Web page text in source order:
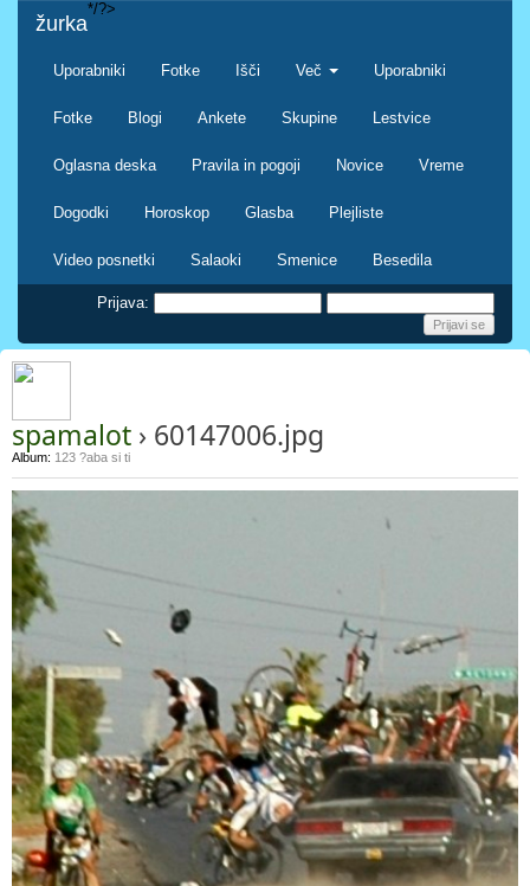
žurka
Uporabniki Fotke Išči Več Uporabniki
Fotke Blogi Ankete Skupine Lestvice
Oglasna deska Pravila in pogoji Novice Vreme
Dogodki Horoskop Glasba Plejliste
Video posnetki Salaoki Smenice Besedila
*/?>
Prijava:
spamalot › 60147006.jpg
Album: 123 ?aba si ti